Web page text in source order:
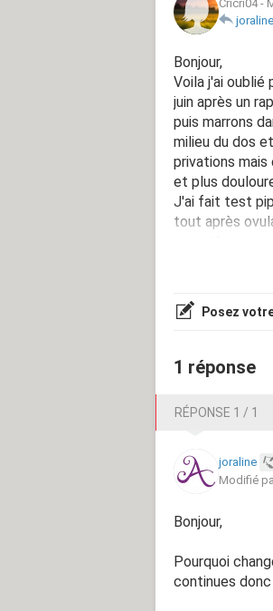
Cricri04-
joraline
Bonjour,
Voila j'ai oublié
juin après un
puis marrons
milieu du dos
privations
et plus
J'ai fait test
tout après
Comment
jours
Merci
Posez
1 réponse
RÉPONSE 1 / 1
joraline
Modifié
Bonjour,
Pourquoi
continues donc